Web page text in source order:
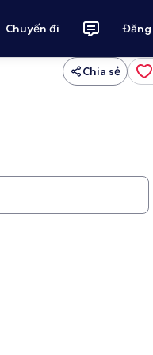
Chuyến đi Đăng
Chia sẻ